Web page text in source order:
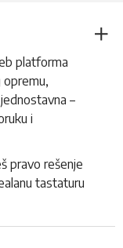
platforma
opremu,
–
i
pravo rešenje
tastaturu